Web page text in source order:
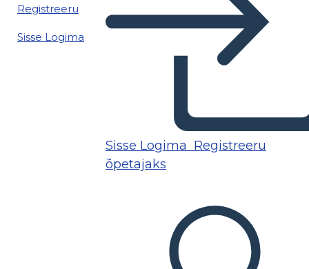
Registreeru
Sisse Logima
Sisse Logima Registreeru
õpetajaks